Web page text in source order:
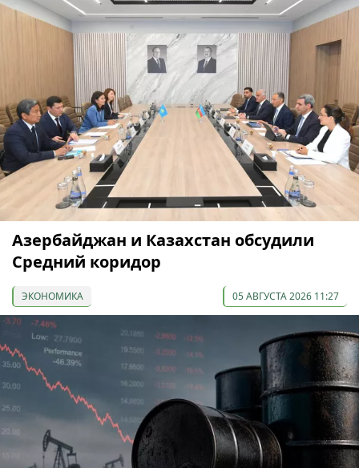
Азербайджан и Казахстан обсудили
Средний коридор
ЭКОНОМИКА 05 АВГУСТА 2026 11:27